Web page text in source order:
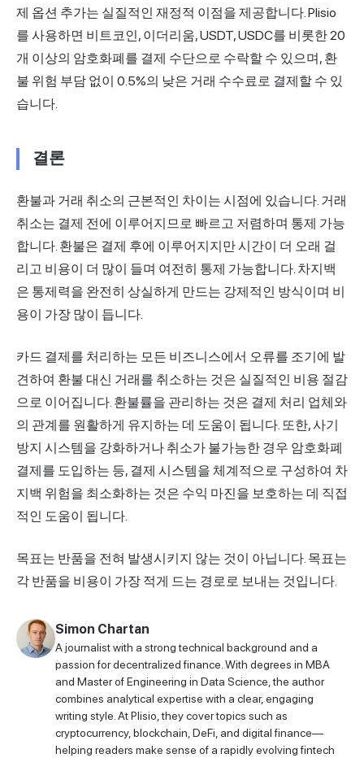
제 옵션 추가는 실질적인 재정적 이점을 제공합니다.Plisio
를 사용하면 비트코인, 이더리움, USDT, USDC를 비롯한 20
개 이상의 암호화폐를 결제 수단으로 수락할 수 있으며, 환
불 위험 부담 없이 0.5%의 낮은 거래 수수료로 결제할 수 있
습니다.
결론
환불과 거래 취소의 근본적인 차이는 시점에 있습니다. 거래
취소는 결제 전에 이루어지므로 빠르고 저렴하며 통제 가능
합니다. 환불은 결제 후에 이루어지지만 시간이 더 오래 걸
리고 비용이 더 많이 들며 여전히 통제 가능합니다. 차지백
은 통제력을 완전히 상실하게 만드는 강제적인 방식이며 비
용이 가장 많이 듭니다.
카드 결제를 처리하는 모든 비즈니스에서 오류를 조기에 발
견하여 환불 대신 거래를 취소하는 것은 실질적인 비용 절감
으로 이어집니다. 환불률을 관리하는 것은 결제 처리 업체와
의 관계를 원활하게 유지하는 데 도움이 됩니다. 또한, 사기
방지 시스템을 강화하거나 취소가 불가능한 경우 암호화폐
결제를 도입하는 등, 결제 시스템을 체계적으로 구성하여 차
지백 위험을 최소화하는 것은 수익 마진을 보호하는 데 직접
적인 도움이 됩니다.
목표는 반품을 전혀 발생시키지 않는 것이 아닙니다. 목표는
각 반품을 비용이 가장 적게 드는 경로로 보내는 것입니다.
Simon Chartan
A journalist with a strong technical background and a
passion for decentralized finance. With degrees in MBA
and Master of Engineering in Data Science, the author
combines analytical expertise with a clear, engaging
writing style. At Plisio, they cover topics such as
cryptocurrency, blockchain, DeFi, and digital finance—
helping readers make sense of a rapidly evolving fintech